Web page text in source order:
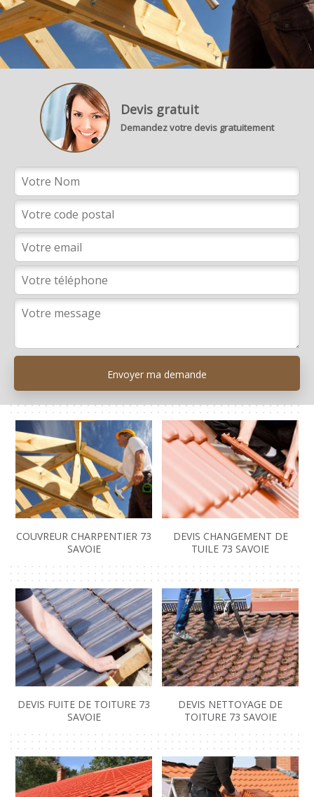
Devis gratuit
Demandez votre devis gratuitement
COUVREUR CHARPENTIER 73
SAVOIE
DEVIS CHANGEMENT DE
TUILE 73 SAVOIE
DEVIS FUITE DE TOITURE 73
SAVOIE
DEVIS NETTOYAGE DE
TOITURE 73 SAVOIE